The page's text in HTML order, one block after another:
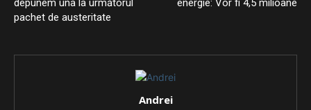
depunem una la următorul
pachet de austeritate
energie: Vor fi 4,5 milioane
Andrei